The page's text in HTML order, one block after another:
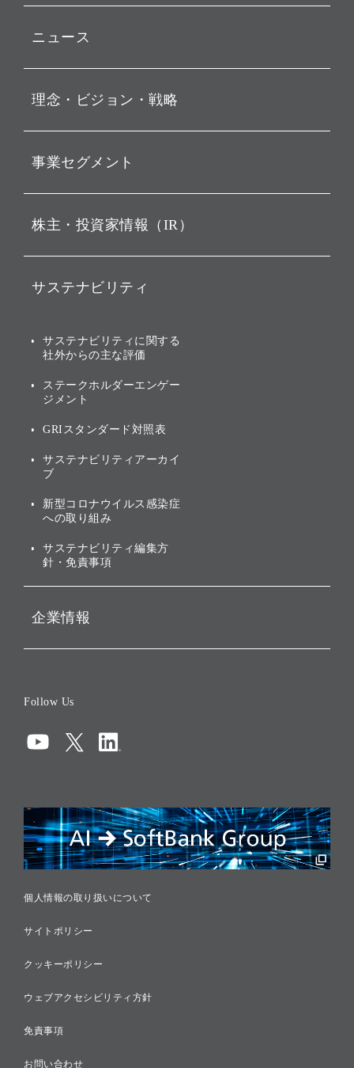
ニュース
お知らせ
動画配信
理念・ビジョン・戦略
経営理念
ビジョン
戦略
バリュー
ソフトバンクグループの歩
[AI] What dreams are made
事業セグメント
ソフトバンク・ビジョン・
その他
グループ企業一覧
株主・投資家情報（IR）
IRカレンダー
業績・財務
アニュアルレポート
株主・投資家情報（IR）に
サステナビリティ
トップメッセージ
サステナビリティの考え方
ガバナンス
投資先のサステナビリティ
サステナビリティに関する
社外からの主な評価
ステークホルダーエンゲー
ジメント
GRIスタンダード対照表
サステナビリティアーカイ
ブ
新型コロナウイルス感染症
への取り組み
サステナビリティ編集方
針・免責事項
企業情報
コンプライアンス
リスクマネジメント
税務に対する取り組み
採用情報
Follow Us
個人情報の取り扱いについて
サイトポリシー
クッキーポリシー
ウェブアクセシビリティ方針
免責事項
お問い合わせ